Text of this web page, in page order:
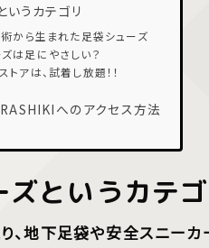
いうカテゴリ
から生まれた足袋シューズ
は足にやさしい？
トアは、試着し放題！！
へのアクセス方法
というカテ
、地下足袋や安全スニーカ